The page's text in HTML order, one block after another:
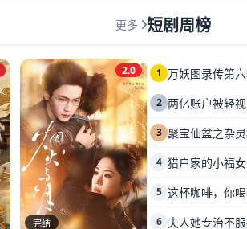
更多
完结
2.0
短剧周榜
1 万妖图录传第
2 两亿账户被轻视
3
4 猎户家的小福女
5 这杯咖啡，你
6 夫人她专治不